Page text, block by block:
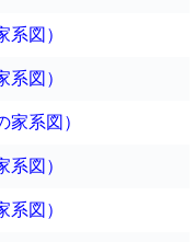
図）
図）
系図）
図）
図）